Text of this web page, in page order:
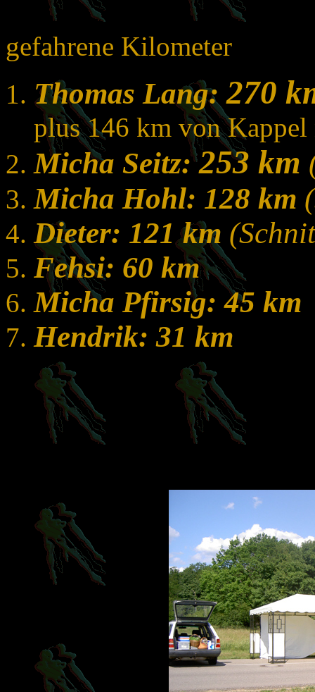
gefahrene Kilometer
Thomas Lang:270
plus 146 km von
Micha Seitz:253 km
Micha Hohl: 128 km
Dieter: 121 km
Fehsi: 60 km
Micha Pfirsig: 45 km
Hendrik: 31 km